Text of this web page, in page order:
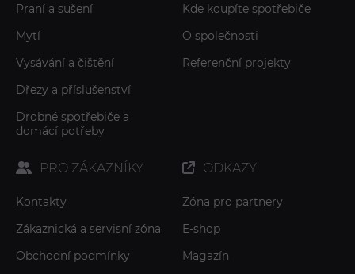
Praní a sušení
Mytí
Vysávání a čištění
Dřezy a příslušenství
Drobné spotřebiče a
domácí potřeby
Kde koupíte spotřebiče
O společnosti
Referenční projekty
PRO ZÁKAZNÍKY
Kontakty
Zákaznická a servisní zóna
Obchodní podmínky
ODKAZY
Zóna pro partnery
E-shop
Magazín